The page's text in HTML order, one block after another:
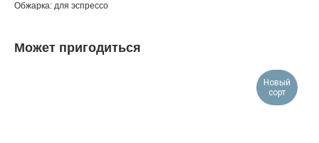
Обжарка: для эспрессо
Может пригодиться
Новый
сорт